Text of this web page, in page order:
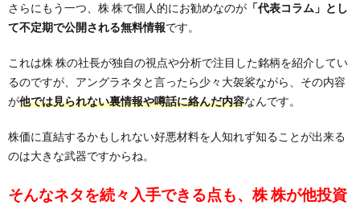
さらにもう一つ、株 株で個人的にお勧めなのが 「代表コラム」とし
て不定期で公開される無料情報です。
これは株 株の社長が独自の視点や分析で注目した銘柄を紹介してい
るのですが、アングラネタと言ったら少々大袈裟ながら、その内容
が他では見られない裏情報や噂話に絡んだ内容なんです。
株価に直結するかもしれない好悪材料を人知れず知ることが出来る
のは大きな武器ですからね。
そんなネタを続々入手できる点も、株 株が他投資